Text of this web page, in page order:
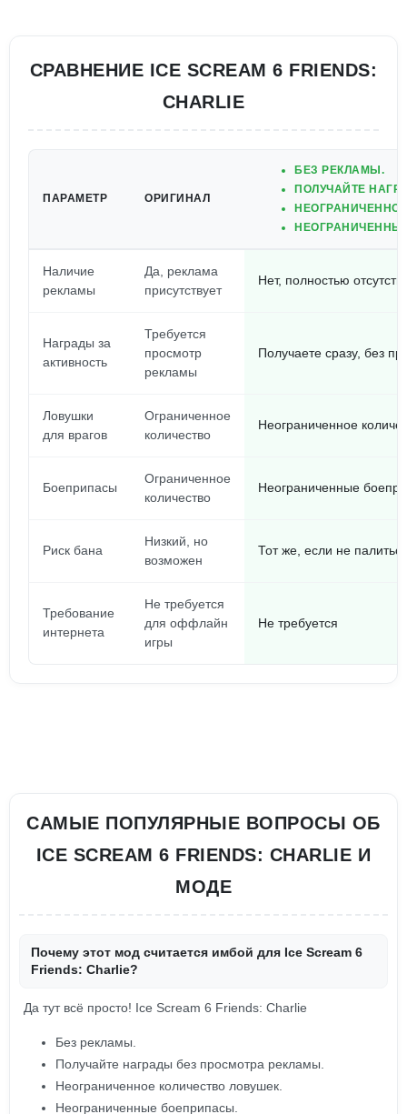
СРАВНЕНИЕ ICE SCREAM 6 FRIENDS:
CHARLIE
ПАРАМЕТР ОРИГИНАЛ
БЕЗ РЕКЛАМЫ.
ПОЛУЧАЙТЕ
Наличие
рекламы
Да, реклама
присутствует
Нет, полностью
Награды за
активность
Требуется
просмотр
рекламы
Получаете сразу, без
Ловушки
для врагов
Ограниченное
количество
Неограниченное
Боеприпасы
Ограниченное
количество
Неограниченные
Риск бана
Низкий, но
возможен
Тот же, если не
Требование
интернета
Не требуется
для оффлайн
игры
Не требуется
САМЫЕ ПОПУЛЯРНЫЕ ВОПРОСЫ ОБ
ICE SCREAM 6 FRIENDS: CHARLIE И
МОДЕ
Почему этот мод считается имбой для Ice Scream 6
Friends: Charlie?
Да тут всё просто! Ice Scream 6 Friends: Charlie
Без рекламы.
Получайте награды без просмотра рекламы.
Неограниченное количество ловушек.
Неограниченные боеприпасы.